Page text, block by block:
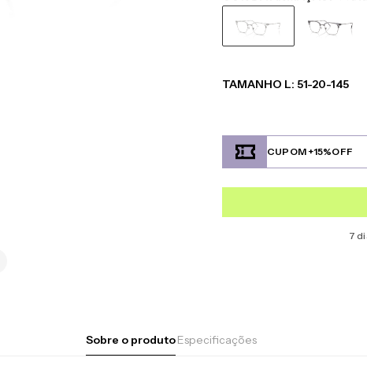
TAMANHO L: 51-20-145
CUPOM +15%OFF
7
Sobre o produtoEspecificações